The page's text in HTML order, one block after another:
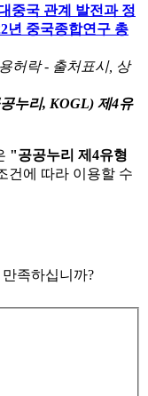
중국 관계 발전과 정
년 중국종합연구 총
누리, KOGL) 제4유
"공공누리 제4유형
건에 따라 이용할 수
족하십니까?